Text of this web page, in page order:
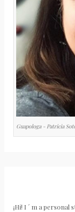
Guapologa - Patricia
¡Hi! I ´ m a